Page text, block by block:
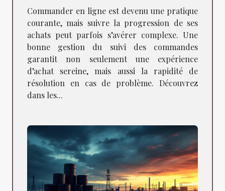
Commander en ligne est devenu une pratique
courante, mais suivre la progression de ses
achats peut parfois s’avérer complexe. Une
bonne gestion du suivi des commandes
garantit non seulement une expérience
d’achat sereine, mais aussi la rapidité de
résolution en cas de problème. Découvrez
dans les...